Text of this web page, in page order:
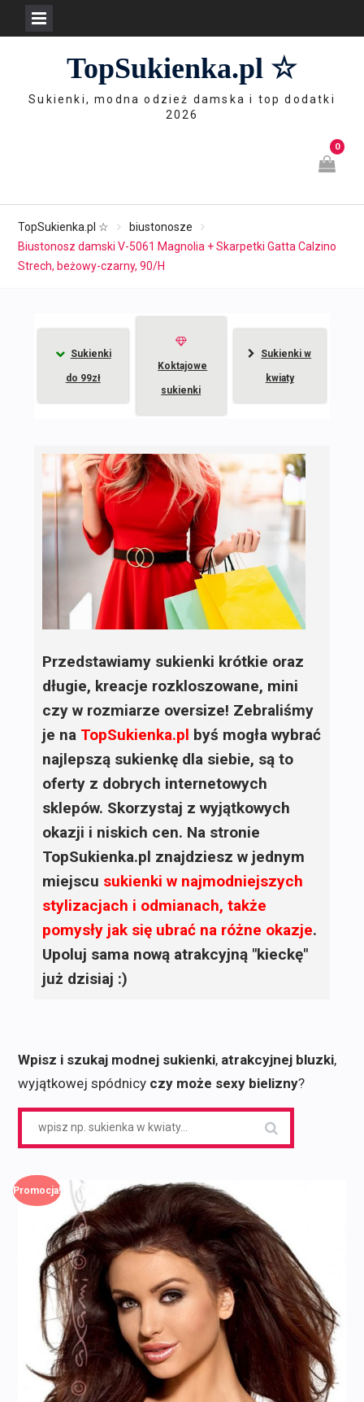
TopSukienka.pl ☆
Sukienki, modna odzież damska i top dodatki
2026
0
TopSukienka.pl ☆
biustonosze
Biustonosz damski V-5061 Magnolia + Skarpetki Gatta Calzino
Strech, beżowy-czarny, 90/H
Sukienki
do 99zł
Koktajowe
sukienki
Sukienki w
kwiaty
Przedstawiamy sukienki krótkie oraz
długie, kreacje rozkloszowane, mini
czy w rozmiarze oversize! Zebraliśmy
je na TopSukienka.pl byś mogła wybrać
najlepszą sukienkę dla siebie, są to
oferty z dobrych internetowych
sklepów. Skorzystaj z wyjątkowych
okazji i niskich cen. Na stronie
TopSukienka.pl znajdziesz w jednym
miejscu sukienki w najmodniejszych
stylizacjach i odmianach, także
pomysły jak się ubrać na różne okazje.
Upoluj sama nową atrakcyjną "kieckę"
już dzisiaj :)
Wpisz i szukaj modnej sukienki, atrakcyjnej bluzki,
wyjątkowej spódnicy czy może sexy bielizny?
Promocja!